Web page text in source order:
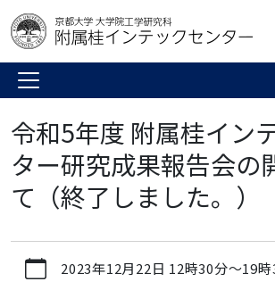
令和5年度 附属桂イン
ター研究成果報告会の
て（終了しました。）
u.ac.jp/ja/news-
2023年12月22日 12時30分～19